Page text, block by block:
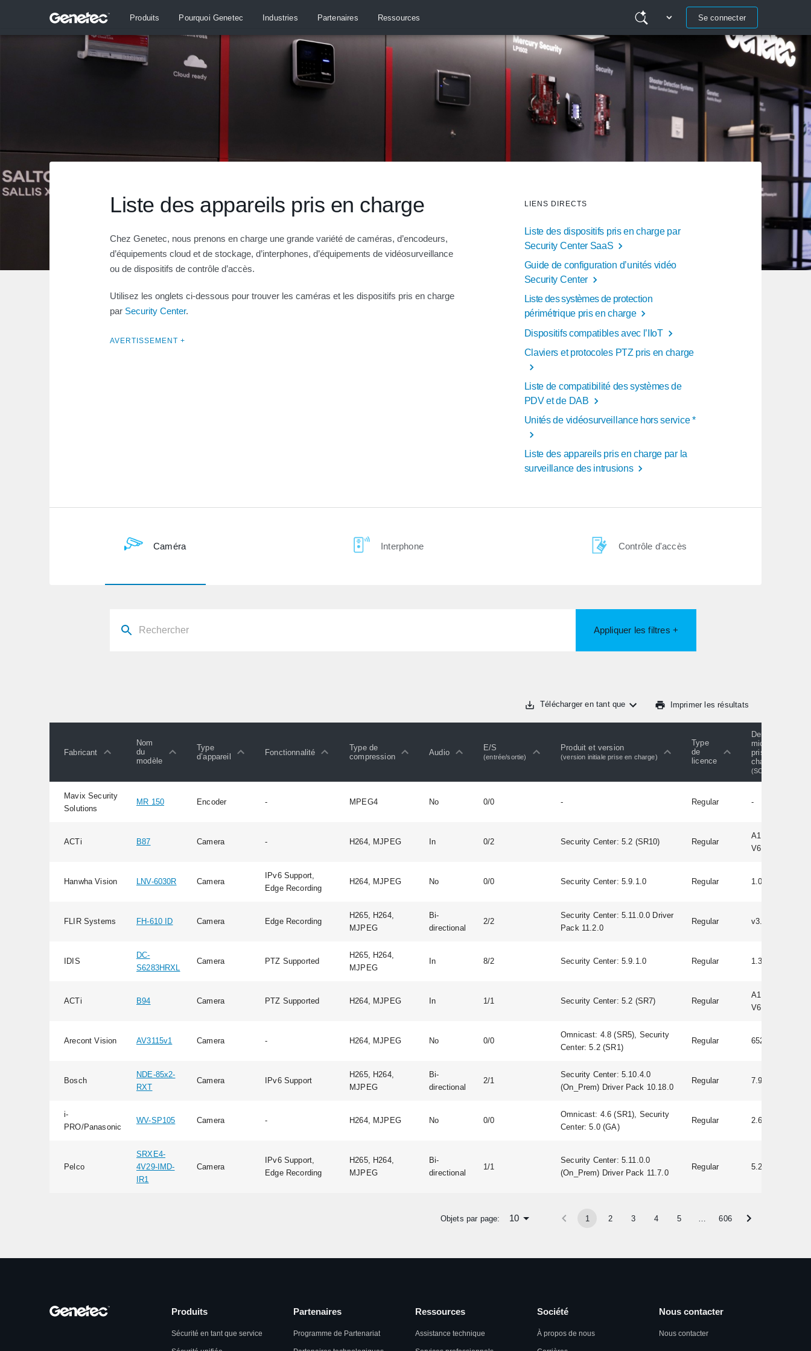
Produits Pourquoi Genetec Industries Partenaires Ressources Se connecter
Liste des appareils pris en charge
Chez Genetec, nous prenons en charge une grande variété de caméras, d’encodeurs,
d’équipements cloud et de stockage, d’interphones, d’équipements de vidéosurveillance
ou de dispositifs de contrôle d’accès.
Utilisez les onglets ci-dessous pour trouver les caméras et les dispositifs pris en charge
par Security Center.
AVERTISSEMENT +
LIENS DIRECTS
Liste des dispositifs pris en charge par
Security Center SaaS
Guide de configuration d’unités vidéo
Security Center
Liste des systèmes de protection
périmétrique pris en charge
Dispositifs compatibles avec l’IIoT
Claviers et protocoles PTZ pris en charge
Liste de compatibilité des systèmes de
PDV et de DAB
Unités de vidéosurveillance hors service *
Liste des appareils pris en charge par la
surveillance des intrusions
Caméra Interphone Contrôle d'accès
Appliquer les filtres +
Télécharger en tant que Imprimer les résultats
Fabricant
Nom
du
modèle
Type
d’appareil
Fonctionnalité
Type de
compression
Audio E/S
(entrée/sortie)
Produit et version
(version initiale prise en charge)
Type
de
licence
Dernier
micrologiciel
pris en
charge
(SC)
Mavix Security
Solutions
MR 150 Encoder - MPEG4 No 0/0 - Regular -
ACTi B87 Camera - H264, MJPEG In 0/2 Security Center: 5.2 (SR10) Regular
A1D-500-
V6.09.06-AC
Hanwha Vision LNV-6030R Camera
IPv6 Support,
Edge Recording
H264, MJPEG No 0/0 Security Center: 5.9.1.0 Regular 1.03
FLIR Systems FH-610 ID Camera Edge Recording
H265, H264,
MJPEG
Bi-
directional
2/2
Security Center: 5.11.0.0 Driver
Pack 11.2.0
Regular v3.0.0.12
IDIS
DC-
S6283HRXL
Camera PTZ Supported
H265, H264,
MJPEG
In 8/2 Security Center: 5.9.1.0 Regular 1.3.0
ACTi B94 Camera PTZ Supported H264, MJPEG In 1/1 Security Center: 5.2 (SR7) Regular
A1D-500-
V6.09.06-AC
Arecont Vision AV3115v1 Camera - H264, MJPEG No 0/0
Omnicast: 4.8 (SR5), Security
Center: 5.2 (SR1)
Regular 65249
Bosch
NDE-85x2-
RXT
Camera IPv6 Support
H265, H264,
MJPEG
Bi-
directional
2/1
Security Center: 5.10.4.0
(On_Prem) Driver Pack 10.18.0
Regular 7.90.0098
i-
PRO/Panasonic
WV-SP105 Camera - H264, MJPEG No 0/0
Omnicast: 4.6 (SR1), Security
Center: 5.0 (GA)
Regular 2.60
Pelco
SRXE4-
4V29-IMD-
IR1
Camera
IPv6 Support,
Edge Recording
H265, H264,
MJPEG
Bi-
directional
1/1
Security Center: 5.11.0.0
(On_Prem) Driver Pack 11.7.0
Regular 5.20.0.22
Objets par page: 10 1 2 3 4 5 606
Produits
Sécurité en tant que service
Partenaires
Programme de Partenariat
Ressources
Assistance technique
Société
À propos de nous
Nous contacter
Nous contacter